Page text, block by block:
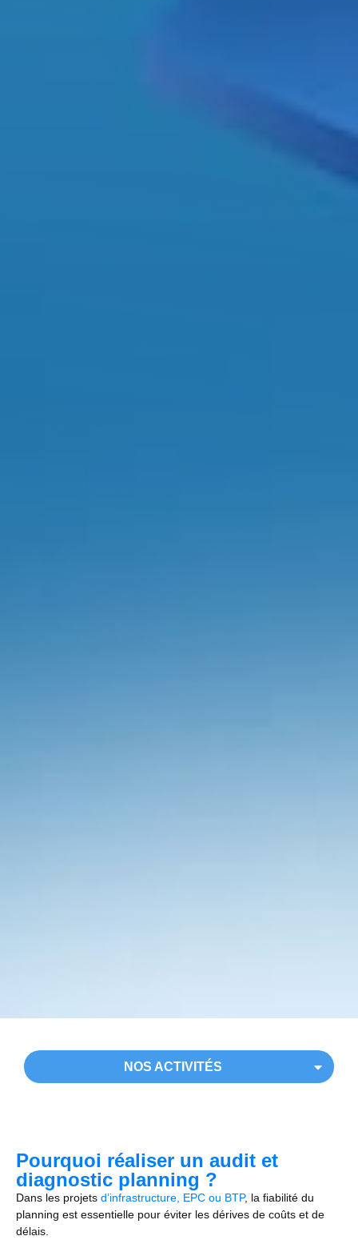
NOS ACTIVITÉS
Pourquoi réaliser un audit et
diagnostic planning ?
Dans les projets d’infrastructure, EPC ou BTP, la fiabilité du
planning est essentielle pour éviter les dérives de coûts et de
délais.